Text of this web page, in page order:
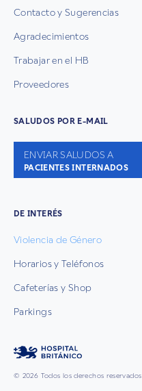
Contacto y Sugerencias
Agradecimientos
Trabajar en el HB
Proveedores
SALUDOS POR E-MAIL
ENVIAR SALUDOS A
PACIENTES INTERNADOS
DE INTERÉS
Violencia de Género
Horarios y Teléfonos
Cafeterías y Shop
Parkings
© 2026 Todos los derechos reservados